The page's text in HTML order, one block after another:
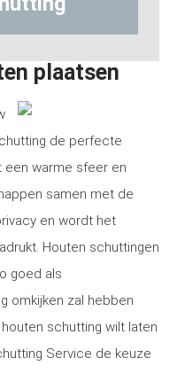
plaatsen
de perfecte
een warme sfeer en
samen met de
en wordt het
Houten schuttingen
goed als
omkijken zal hebben
schutting wilt laten
Service de keuze